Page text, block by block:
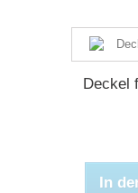
Deckel
In